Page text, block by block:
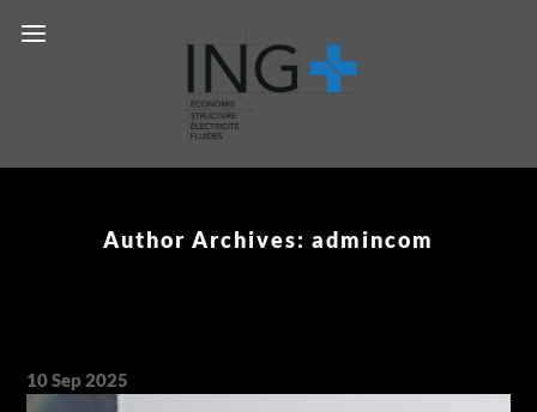
gratuite !
Author Archives: admincom
10Sep 2025